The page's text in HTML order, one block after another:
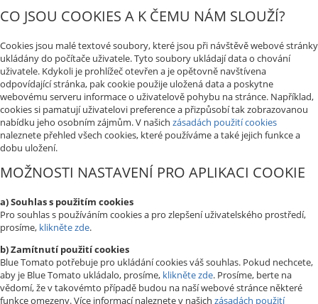
CO JSOU COOKIES A K ČEMU NÁM SLOUŽÍ?
Cookies jsou malé textové soubory, které jsou při návštěvě webové stránky
ukládány do počítače uživatele. Tyto soubory ukládají data o chování
uživatele. Kdykoli je prohlížeč otevřen a je opětovně navštívena
odpovídající stránka, pak cookie použije uložená data a poskytne
webovému serveru informace o uživatelově pohybu na stránce. Například,
cookies si pamatují uživatelovi preference a přizpůsobí tak zobrazovanou
nabídku jeho osobním zájmům. V našich zásadách použití cookies
naleznete přehled všech cookies, které používáme a také jejich funkce a
dobu uložení.
MOŽNOSTI NASTAVENÍ PRO APLIKACI COOKIE
a) Souhlas s použitím cookies
Pro souhlas s používáním cookies a pro zlepšení uživatelského prostředí,
prosíme, klikněte zde.
b) Zamítnutí použití cookies
Blue Tomato potřebuje pro ukládání cookies váš souhlas. Pokud nechcete,
aby je Blue Tomato ukládalo, prosíme, klikněte zde. Prosíme, berte na
vědomí, že v takovémto případě budou na naší webové stránce některé
funkce omezeny. Více informací naleznete v našich zásadách použití